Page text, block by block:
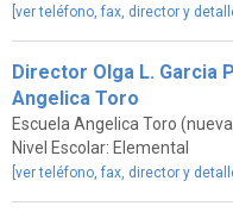
[ver teléfono, fax, director y
Director Olga L. Garcia
Angelica Toro
Escuela Angelica Toro
Nivel Escolar: Elemental
[ver teléfono, fax, director y